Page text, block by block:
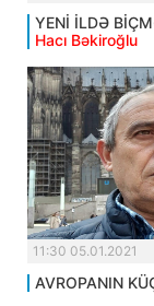
YENİ İLDƏ
Hacı Bəkiroğlu
11:30 05.01.2021
AVROPANIN